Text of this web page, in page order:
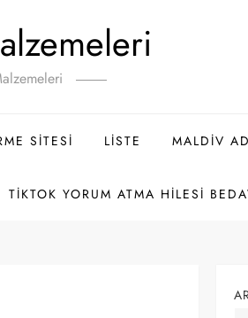
SITESI LISTE MALDIV
TIKTOK YORUM ATMA HILESI